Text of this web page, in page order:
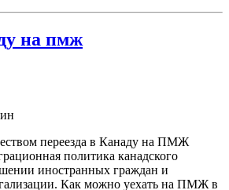
на пмж
переезда в Канаду на ПМЖ
политика канадского
иностранных граждан и
Как можно уехать на ПМЖ в